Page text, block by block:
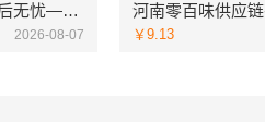
湖南家装价格表售后无忧——创益讯建筑让您装修更省心
2026-08-07 ￥9.13